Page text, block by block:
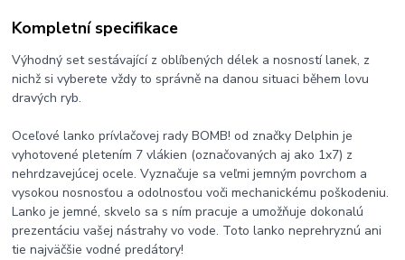
Kompletní specifikace
Výhodný set sestávající z oblíbených délek a nosností lanek, z
nichž si vyberete vždy to správně na danou situaci během lovu
dravých ryb.
Oceľové lanko prívlačovej rady BOMB! od značky Delphin je
vyhotovené pletením 7 vlákien (označovaných aj ako 1x7) z
nehrdzavejúcej ocele. Vyznačuje sa veľmi jemným povrchom a
vysokou nosnosťou a odolnosťou voči mechanickému poškodeniu.
Lanko je jemné, skvelo sa s ním pracuje a umožňuje dokonalú
prezentáciu vašej nástrahy vo vode. Toto lanko neprehryznú ani
tie najväčšie vodné predátory!